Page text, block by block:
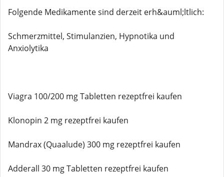
Folgende Medikamente sind derzeit erh&auml;ltlich:
Schmerzmittel, Stimulanzien, Hypnotika und
Anxiolytika
Viagra 100/200 mg Tabletten rezeptfrei kaufen
Klonopin 2 mg rezeptfrei kaufen
Mandrax (Quaalude) 300 mg rezeptfrei kaufen
Adderall 30 mg Tabletten rezeptfrei kaufen